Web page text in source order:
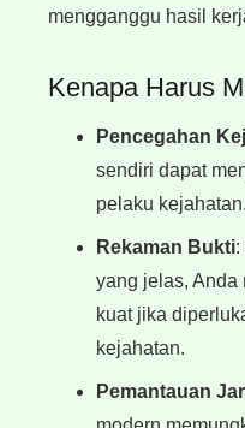
mengganggu hasil
Kenapa Harus
Pencegahan
sendiri dapat
pelaku kejahatan.
Rekaman Bukti:
yang jelas, Anda
kuat jika
kejahatan.
Pemantauan